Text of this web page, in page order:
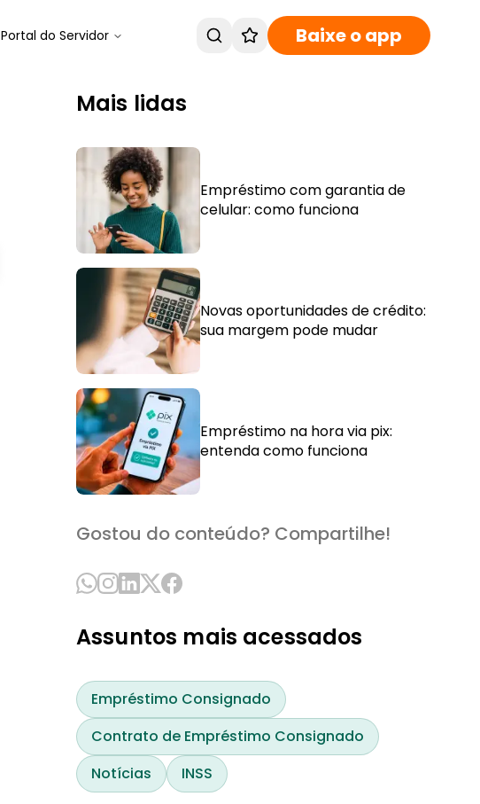
Portal do Servidor Baixe o app
Mais lidas
Empréstimo com garantia de
celular: como funciona
Novas oportunidades de crédito:
sua margem pode mudar
Empréstimo na hora via pix:
entenda como funciona
Gostou do conteúdo? Compartilhe!
Assuntos mais acessados
Empréstimo Consignado
Contrato de Empréstimo Consignado
Notícias
INSS